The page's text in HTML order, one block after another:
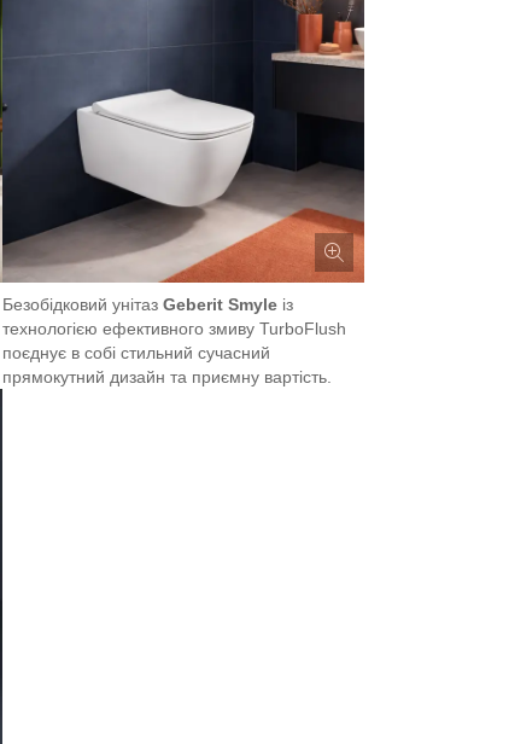
Безобідковий унітаз Geberit Smyle із
технологією ефективного змиву TurboFlush
поєднує в собі стильний сучасний
прямокутний дизайн та приємну вартість.